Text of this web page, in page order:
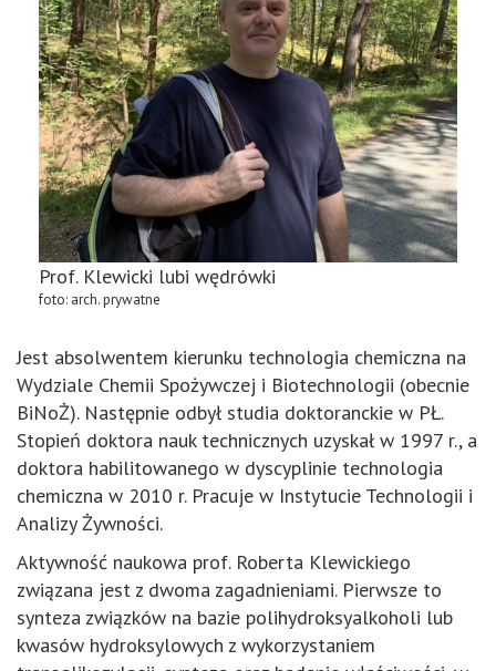
Prof. Klewicki lubi wędrówki
foto: arch. prywatne
Jest absolwentem kierunku technologia chemiczna na
Wydziale Chemii Spożywczej i Biotechnologii (obecnie
BiNoŻ). Następnie odbył studia doktoranckie w PŁ.
Stopień doktora nauk technicznych uzyskał w 1997 r., a
doktora habilitowanego w dyscyplinie technologia
chemiczna w 2010 r. Pracuje w Instytucie Technologii i
Analizy Żywności.
Aktywność naukowa prof. Roberta Klewickiego
związana jest z dwoma zagadnieniami. Pierwsze to
synteza związków na bazie polihydroksyalkoholi lub
kwasów hydroksylowych z wykorzystaniem